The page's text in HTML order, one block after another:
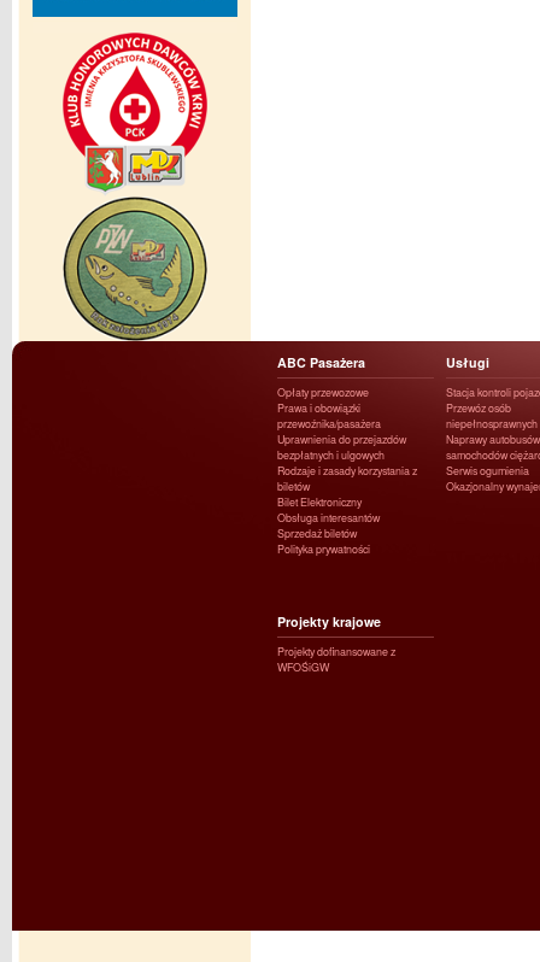
ABC Pasażera
Opłaty przewozowe
Prawa i obowiązki
przewoźnika/pasażera
Uprawnienia do przejazdów
bezpłatnych i ulgowych
Rodzaje i zasady korzystania z
biletów
Bilet Elektroniczny
Obsługa interesantów
Sprzedaż biletów
Polityka prywatności
Usługi
Stacja kontroli
Przewóz osób
niepełnosprawnych
Naprawy
samochodów
Serwis ogumienia
Okazjonalny
Projekty krajowe
Projekty dofinansowane z
WFOŚiGW